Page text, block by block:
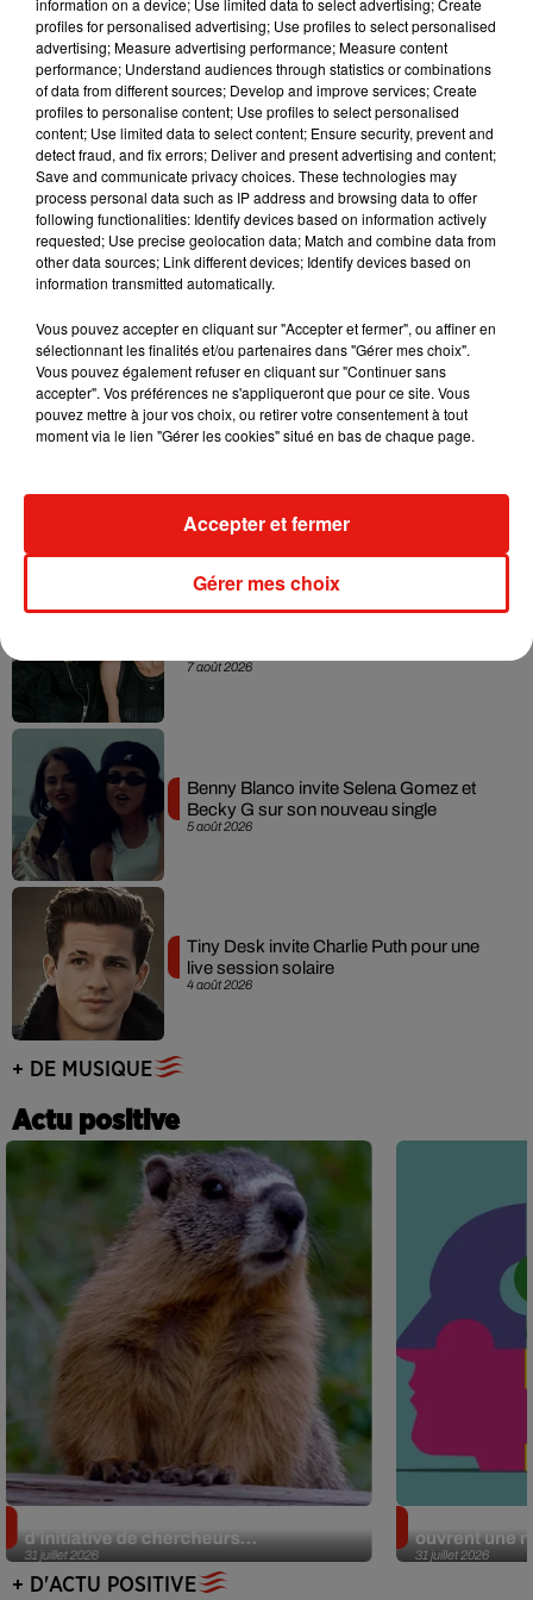
Musique
7 août 2026
Julien Lieb s’essaye à la vie de chatelain
dans son nouveau clip
7 août 2026
Sensation » avec Kylie Minogue
dansant de l’année
7 août 2026
5 août 2026
Benny Blanco invite Selena Gomez et
Becky G sur son nouveau single
4 août 2026
Tiny Desk invite Charlie Puth pour une
live session solaire
+ DE MUSIQUE
Actu positive
31 juillet 2026
d’initiative de chercheurs...
31 juillet 2026
ouvrent une
+ D'ACTU POSITIVE
information on a device; Use limited data to select advertising; Create
profiles for personalised advertising; Use profiles to select personalised
advertising; Measure advertising performance; Measure content
performance; Understand audiences through statistics or combinations
of data from different sources; Develop and improve services; Create
profiles to personalise content; Use profiles to select personalised
content; Use limited data to select content; Ensure security, prevent and
detect fraud, and fix errors; Deliver and present advertising and content;
Save and communicate privacy choices. These technologies may
process personal data such as IP address and browsing data to offer
following functionalities: Identify devices based on information actively
requested; Use precise geolocation data; Match and combine data from
other data sources; Link different devices; Identify devices based on
information transmitted automatically.
Vous pouvez accepter en cliquant sur "Accepter et fermer", ou affiner en
sélectionnant les finalités et/ou partenaires dans "Gérer mes choix".
Vous pouvez également refuser en cliquant sur "Continuer sans
accepter". Vos préférences ne s'appliqueront que pour ce site. Vous
pouvez mettre à jour vos choix, ou retirer votre consentement à tout
moment via le lien "Gérer les cookies" situé en bas de chaque page.
Gérer mes choix
Accepter et fermer